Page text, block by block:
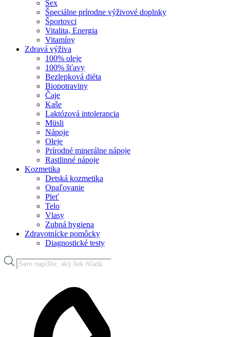
Sex
Špeciálne prírodne výživové doplnky
Športovci
Vitalita, Energia
Vitamíny
Zdravá výživa
100% oleje
100% šťavy
Bezlepková diéta
Biopotraviny
Čaje
Kaše
Laktózová intolerancia
Müsli
Nápoje
Oleje
Prírodné minerálne nápoje
Rastlinné nápoje
Kozmetika
Detská kozmetika
Opaľovanie
Pleť
Telo
Vlasy
Zubná hygiena
Zdravotnícke pomôcky
Diagnostické testy
Products
search